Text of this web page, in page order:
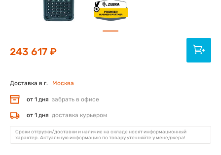
243 617 ₽
Доставка в г. Москва
от 1 дня забрать в офисе
от 1 дня доставка курьером
Сроки отгрузки/доставки и наличие на складе носят информационный
характер. Актуальную информацию по товару уточняйте у менеджера!